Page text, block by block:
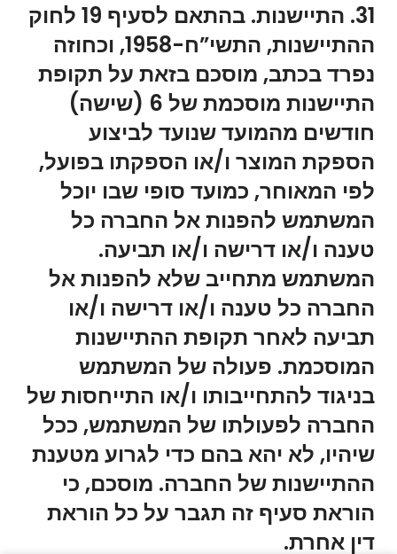
31. התיישנות. בהתאם לסעיף 19 לחוק
ההתיישנות, התשי”ח-1958, וכחוזה
נפרד בכתב, מוסכם בזאת על תקופת
התיישנות מוסכמת של 6 (שישה)
חודשים מהמועד שנועד לביצוע
הספקת המוצר ו/או הספקתו בפועל,
לפי המאוחר, כמועד סופי שבו יוכל
המשתמש להפנות אל החברה כל
טענה ו/או דרישה ו/או תביעה.
המשתמש מתחייב שלא להפנות אל
החברה כל טענה ו/או דרישה ו/או
תביעה לאחר תקופת ההתיישנות
המוסכמת. פעולה של המשתמש
בניגוד להתחייבותו ו/או התייחסות של
החברה לפעולתו של המשתמש, ככל
שיהיו, לא יהא בהם כדי לגרוע מטענת
ההתיישנות של החברה. מוסכם, כי
הוראת סעיף זה תגבר על כל הוראת
דין אחרת.